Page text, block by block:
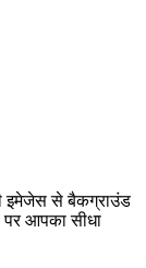
इमेजेस से बैकग्राउंड
पर आपका सीधा